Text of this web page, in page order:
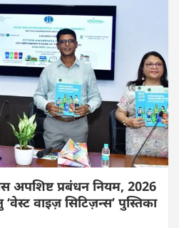
अपशिष्ट प्रबंधन नियम, 2026
‘वेस्ट वाइज़ सिटिज़न्स’ पुस्तिका